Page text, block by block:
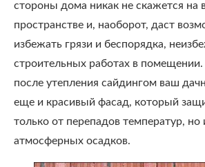
стороны дома никак не скажется на
пространстве и, наоборот, даст
избежать грязи и беспорядка,
строительных работах в помещении.
после утепления сайдингом ваш
еще и красивый фасад, который
только от перепадов температур, но
атмосферных осадков.